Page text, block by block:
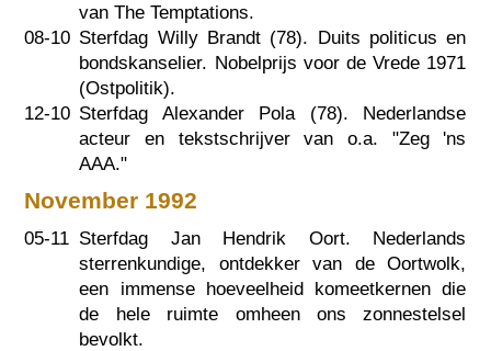
van The Temptations.
08-10 Sterfdag Willy Brandt (78). Duits politicus en
bondskanselier. Nobelprijs voor de Vrede 1971
(Ostpolitik).
12-10 Sterfdag Alexander Pola (78). Nederlandse
acteur en tekstschrijver van o.a. "Zeg 'ns
AAA."
November 1992
05-11 Sterfdag Jan Hendrik Oort. Nederlands
sterrenkundige, ontdekker van de Oortwolk,
een immense hoeveelheid komeetkernen die
de hele ruimte omheen ons zonnestelsel
bevolkt.